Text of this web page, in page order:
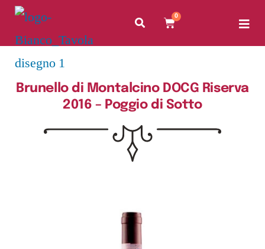
0
Brunello di Montalcino DOCG Riserva
2016 – Poggio di Sotto